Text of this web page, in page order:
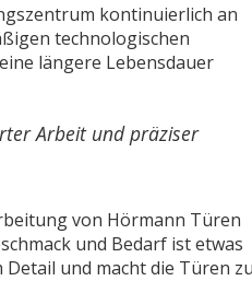
kontinuierlich an
technologischen
längere Lebensdauer
Arbeit und präziser
von Hörmann Türen
und Bedarf ist etwas
und macht die Türen zu